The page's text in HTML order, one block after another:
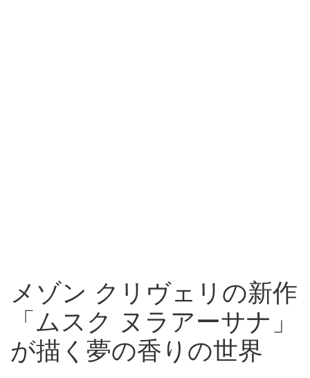
メゾン クリヴェリの新作
「ムスク ヌラアーサナ」
が描く夢の香りの世界